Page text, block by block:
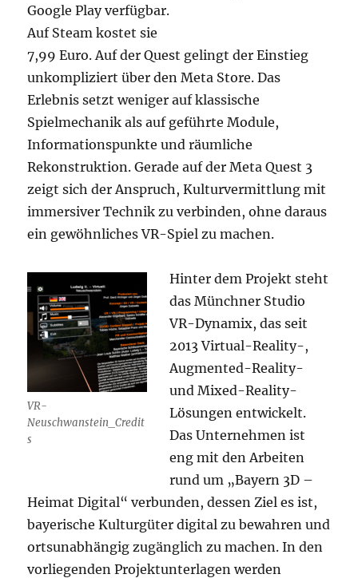
Google Play verfügbar.
Auf Steam kostet sie
7,99 Euro. Auf der Quest gelingt der Einstieg
unkompliziert über den Meta Store. Das
Erlebnis setzt weniger auf klassische
Spielmechanik als auf geführte Module,
Informationspunkte und räumliche
Rekonstruktion. Gerade auf der Meta Quest 3
zeigt sich der Anspruch, Kulturvermittlung mit
immersiver Technik zu verbinden, ohne daraus
ein gewöhnliches VR-Spiel zu machen.
VR-
Neuschwanstein_Credit
s
Hinter dem Projekt steht
das Münchner Studio
VR-Dynamix, das seit
2013 Virtual-Reality-,
Augmented-Reality-
und Mixed-Reality-
Lösungen entwickelt.
Das Unternehmen ist
eng mit den Arbeiten
rund um „Bayern 3D –
Heimat Digital“ verbunden, dessen Ziel es ist,
bayerische Kulturgüter digital zu bewahren und
ortsunabhängig zugänglich zu machen. In den
vorliegenden Projektunterlagen werden